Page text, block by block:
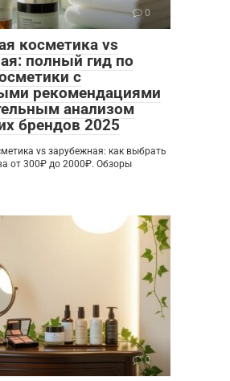
0
косметика vs
полный гид по
с
рекомендациями
анализом
брендов 2025
vs зарубежная: как выбрать
от 300₽ до 2000₽. Обзоры
0